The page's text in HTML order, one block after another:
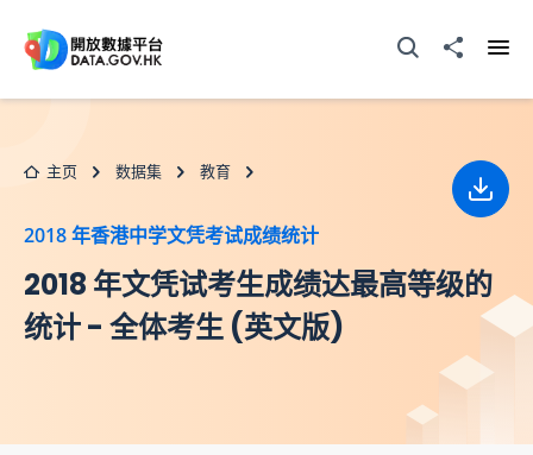
打开搜寻器分享至
主页 数据集 教育
2018 年香港中学文凭考试成绩统计
2018 年文凭试考生成绩达最高等级的
统计 - 全体考生 (英文版)
下载